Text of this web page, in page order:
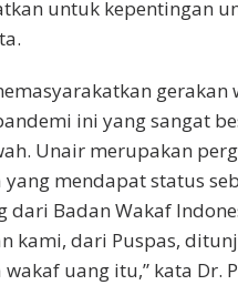
untuk kepentingan
gerakan
ini yang sangat
Unair merupakan
mendapat status
dari Badan Wakaf
kami, dari Puspas,
uang itu,” kata Dr.